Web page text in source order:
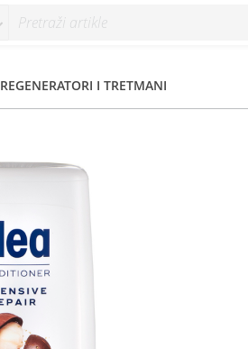
REGENERATORI I TRETMANI